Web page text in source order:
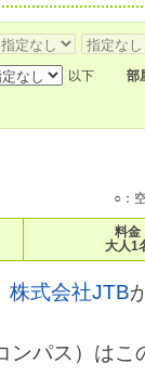
以下 部
○：
料金
大人1
株式会社JTB
パス）はこ